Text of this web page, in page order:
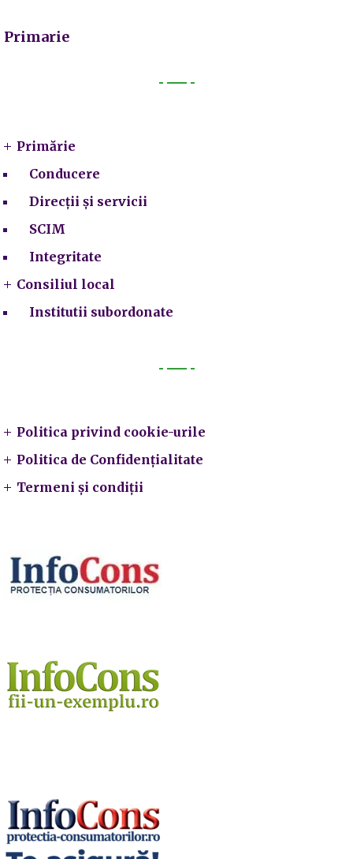
Primarie
Primărie
Conducere
Direcții și servicii
SCIM
Integritate
Consiliul local
Institutii subordonate
Politica privind cookie-urile
Politica de Confidențialitate
Termeni și condiții